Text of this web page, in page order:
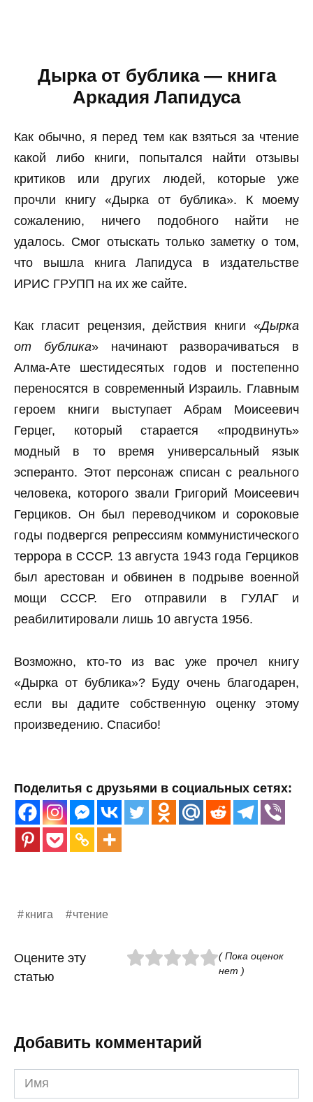
Дырка от бублика — книга
Аркадия Лапидуса
Как обычно, я перед тем как взяться за чтение
какой либо книги, попытался найти отзывы
критиков или других людей, которые уже
прочли книгу «Дырка от бублика». К моему
сожалению, ничего подобного найти не
удалось. Смог отыскать только заметку о том,
что вышла книга Лапидуса в издательстве
ИРИС ГРУПП на их же сайте.
Как гласит рецензия, действия книги «Дырка
от бублика» начинают разворачиваться в
Алма-Ате шестидесятых годов и постепенно
переносятся в современный Израиль. Главным
героем книги выступает Абрам Моисеевич
Герцег, который старается «продвинуть»
модный в то время универсальный язык
эсперанто. Этот персонаж списан с реального
человека, которого звали Григорий Моисеевич
Герциков. Он был переводчиком и сороковые
годы подвергся репрессиям коммунистического
террора в СССР. 13 августа 1943 года Герциков
был арестован и обвинен в подрыве военной
мощи СССР. Его отправили в ГУЛАГ и
реабилитировали лишь 10 августа 1956.
Возможно, кто-то из вас уже прочел книгу
«Дырка от бублика»? Буду очень благодарен,
если вы дадите собственную оценку этому
произведению. Спасибо!
Поделитья с друзьями в социальных сетях:
книга чтение
Оцените эту
статью
( Пока оценок
нет )
Добавить комментарий
Имя
*